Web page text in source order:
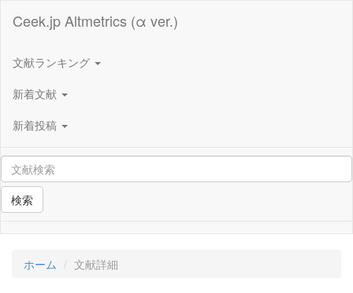
Ceek.jp Altmetrics (α ver.)
文献ランキング
新着文献
新着投稿
検索
ホーム 文献詳細